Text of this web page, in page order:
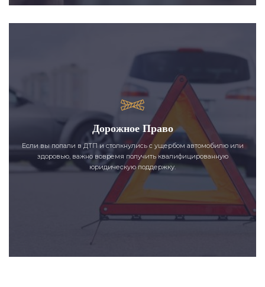
Дорожное Право
Если вы попали в ДТП и столкнулись с ущербом автомобилю или
здоровью, важно вовремя получить квалифицированную
юридическую поддержку.